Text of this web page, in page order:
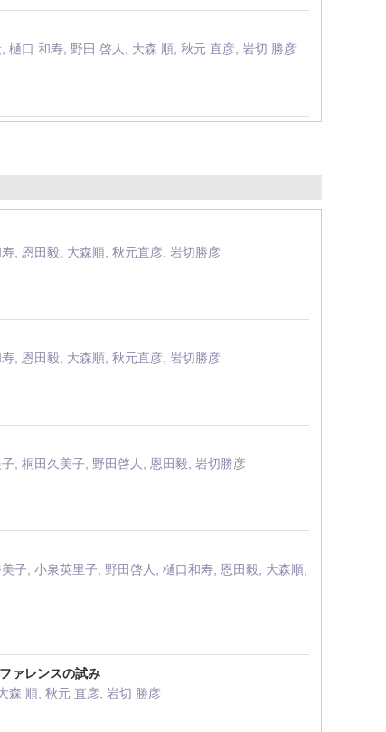
口 和寿, 野田 啓人, 大森 順, 秋元 直彦, 岩切 勝彦
, 恩田毅, 大森順, 秋元直彦, 岩切勝彦
, 恩田毅, 大森順, 秋元直彦, 岩切勝彦
, 桐田久美子, 野田啓人, 恩田毅, 岩切勝彦
子, 小泉英里子, 野田啓人, 樋口和寿, 恩田毅, 大森順,
ァレンスの試み
森 順, 秋元 直彦, 岩切 勝彦